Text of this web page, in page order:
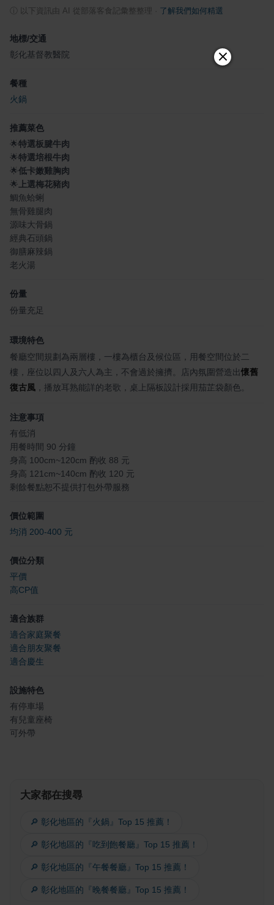
ⓘ 以下資訊由 AI 從部落客食記彙整整理 了解我們如何精選
地標/交通
彰化基督教醫院
餐種
火鍋
推薦菜色
🌟特選板腱牛肉
🌟特選培根牛肉
🌟低卡嫩雞胸肉
🌟 上選梅花豬肉
鯛魚蛤蜊
無骨雞腿肉
源味大骨鍋
經典石頭鍋
御膳麻辣鍋
老火湯
份量
份量充足
環境特色
餐廳空間規劃為兩層樓，一樓為櫃台及候位區，用餐空間位於二
樓，座位以四人及六人為主，不會過於擁擠。店內氛圍營造出懷舊
復古風 ，播放耳熟能詳的老歌，桌上隔板設計採用茄芷袋顏色。
注意事項
有低消
用餐時間 90 分鐘
身高 100cm~120cm 酌收 88 元
身高 121cm~140cm 酌收 120 元
剩餘餐點恕不提供打包外帶服務
價位範圍
均消 200-400 元
價位分類
平價
高CP值
適合族群
適合家庭聚餐
適合朋友聚餐
適合慶生
設施特色
有停車場
有兒童座椅
可外帶
大家都在搜尋
🔎 彰化地區的『火鍋』Top 15 推薦！
🔎 彰化地區的『吃到飽餐廳』Top 15 推薦！
🔎 彰化地區的『午餐餐廳』Top 15 推薦！
🔎 彰化地區的『晚餐餐廳』Top 15 推薦！